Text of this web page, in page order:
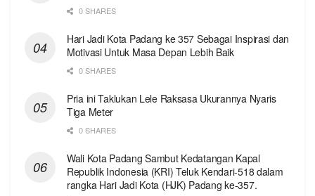
0 SHARES
Hari Jadi Kota Padang ke 357 Sebagai Inspirasi dan
Motivasi Untuk Masa Depan Lebih Baik
0 SHARES
Pria ini Taklukan Lele Raksasa Ukurannya Nyaris
Tiga Meter
0 SHARES
Wali Kota Padang Sambut Kedatangan Kapal
Republik Indonesia (KRI) Teluk Kendari-518 dalam
rangka Hari Jadi Kota (HJK) Padang ke-357.